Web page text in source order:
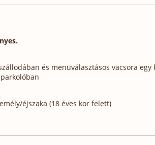
és menüválasztásos vacsora
éjszaka (18 éves kor felett)